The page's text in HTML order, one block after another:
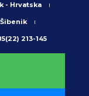
- Hrvatska
213-145